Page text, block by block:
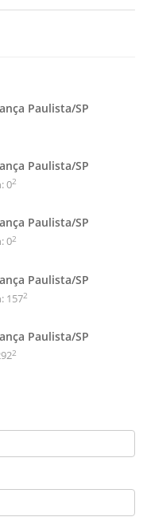
Paulista/SP
Paulista/SP
: 02
Paulista/SP
: 02
Paulista/SP
: 1572
Paulista/SP
2